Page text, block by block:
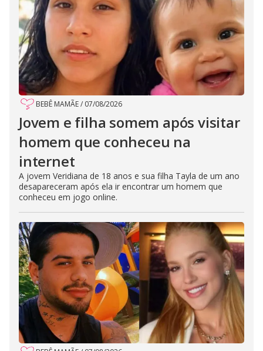
BEBÊ MAMÃE/ 07/08/2026
Jovem e filha somem após visitar
homem que conheceu na
internet
A jovem Veridiana de 18 anos e sua filha Tayla de um ano
desapareceram após ela ir encontrar um homem que
conheceu em jogo online.